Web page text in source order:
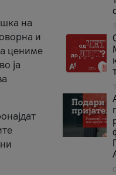
на
и
цениме
ја